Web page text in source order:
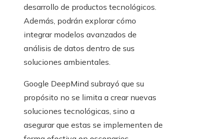
desarrollo de productos tecnológicos.
Además, podrán explorar cómo
integrar modelos avanzados de
análisis de datos dentro de sus
soluciones ambientales.
Google DeepMind subrayó que su
propósito no se limita a crear nuevas
soluciones tecnológicas, sino a
asegurar que estas se implementen de